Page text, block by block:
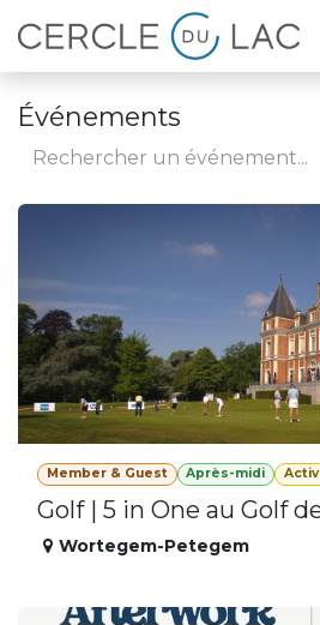
Se rendre au contenu
Événements
Member & Guest Après-midi
Golf | 5 in One au Golf
Wortegem-Petegem